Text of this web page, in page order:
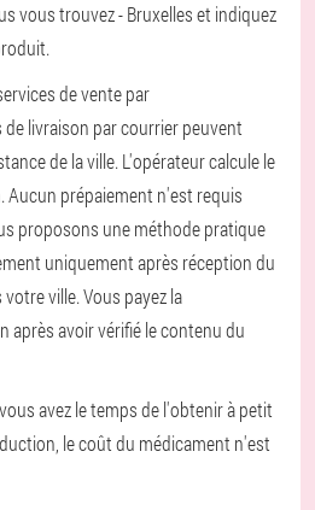
vous trouvez - Bruxelles et indiquez
de vente par
livraison par courrier peuvent
de la ville. L'opérateur calcule le
Aucun prépaiement n'est requis
proposons une méthode pratique
uniquement après réception du
ville. Vous payez la
après avoir vérifié le contenu du
avez le temps de l'obtenir à petit
le coût du médicament n'est